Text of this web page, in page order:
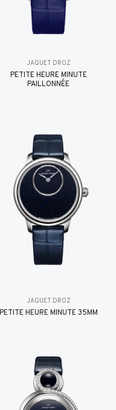
JAQUET DROZ
PETITE HEURE MINUTE
PAILLONNÉE
JAQUET DROZ
PETITE HEURE MINUTE 35MM